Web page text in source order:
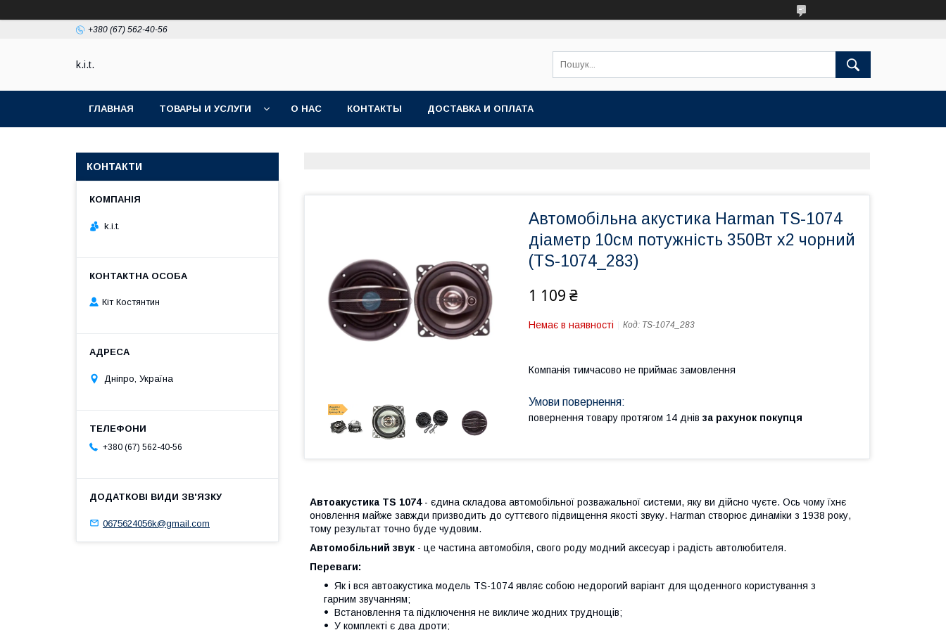
+380 (67) 562-40-56
k.i.t.
ГЛАВНАЯ ТОВАРЫ И УСЛУГИ О НАС КОНТАКТЫ ДОСТАВКА И ОПЛАТА
Автомобільна акустика Harman TS-1074
діаметр 10см потужність 350Вт х2 чорний
(TS-1074_283)
1 109 ₴
Немає в наявності Код: TS-1074_283
Компанія тимчасово не приймає замовлення
повернення товару протягом 14 днів за рахунок покупця
Автоакустика TS 1074- єдина складова автомобільної розважальної системи, яку ви дійсно чуєте. Ось чому їхнє
оновлення майже завжди призводить до суттєвого підвищення якості звуку. Harman створює динаміки з 1938 року,
тому результат точно буде чудовим.
Автомобільний звук - це частина автомобіля, свого роду модний аксесуар і радість автолюбителя.
Переваги:
Як і вся автоакустика модель TS-1074 являє собою недорогий варіант для щоденного користування з
гарним звучанням;
Встановлення та підключення не викличе жодних труднощів;
У комплекті є два дроти;
КОНТАКТИ
k.i.t.
Кіт Костянтин
Дніпро, Україна
+380 (67) 562-40-56
0675624056k@gmail.com